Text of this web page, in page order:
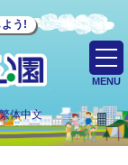
う!
繁体中文
MENU